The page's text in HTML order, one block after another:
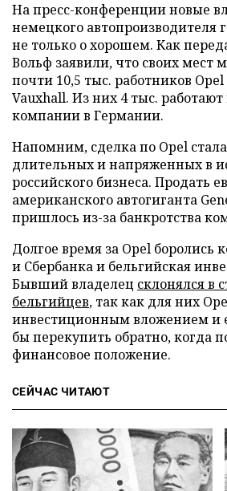
На пресс-конференции новые
немецкого автопроизводителя
не только о хорошем. Как
Вольф заявили, что своих мест
почти 10,5 тыс. работников
Vauxhall. Из них 4 тыс. работают
компании в Германии.
Напомним, сделка по Opel
длительных и напряженных в
российского бизнеса. Продать
американского автогиганта
пришлось из-за банкротства
Долгое время за Opel боролись
и Сбербанка и бельгийская
Бывший владелец склонялся в
бельгийцев, так как для них
инвестиционным вложением и
бы перекупить обратно, когда
финансовое положение.
СЕЙЧАС ЧИТАЮТ